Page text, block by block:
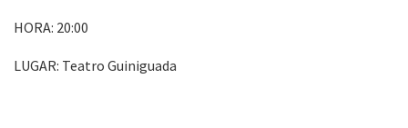
HORA: 20:00
LUGAR: Teatro Guiniguada